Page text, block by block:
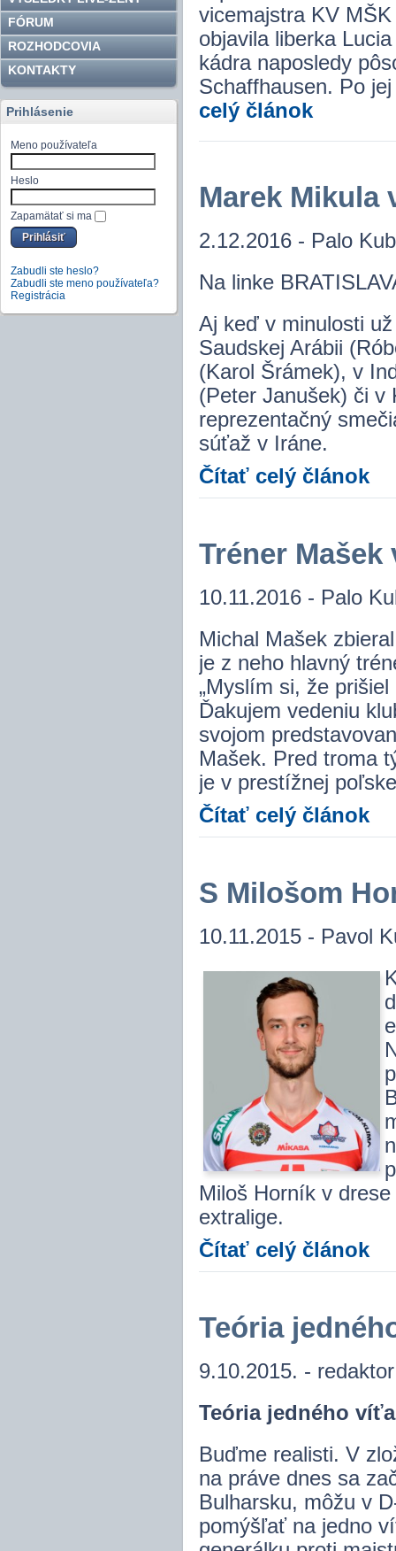
FÓRUM
ROZHODCOVIA
KONTAKTY
Prihlásenie
Meno používateľa
Heslo
Zapamätať si ma
Zabudli ste heslo?
Zabudli ste meno používateľa?
Registrácia
vicemajstra KV
objavila liberka
kádra naposledy
Schaffhausen. Po
celý článok
Marek Mikula
2.12.2016 - Palo
Na linke
Aj keď v minulosti
Saudskej Arábii
(Karol Šrámek), v
(Peter Janušek) či v
reprezentačný
súťaž v Iráne.
Čítať celý článok
Tréner
10.11.2016 - Palo
Michal Mašek
je z neho hlavný
„Myslím si, že
Ďakujem vedeniu
svojom
Mašek. Pred troma
je v prestížnej
Čítať celý článok
S Milošom
10.11.2015 - Pavol
Miloš Horník v
extralige.
Čítať celý článok
Teória
9.10.2015. -
Teória jedného
Buďme realisti. V
na práve dnes sa
Bulharsku, môžu v
pomýšľať na jedno